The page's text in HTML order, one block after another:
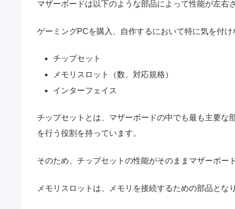
マザーボードは以下のような部品によって性能が左右
ゲーミングPCを購入、自作するにおいて特に気を付け
チップセット
メモリスロット（数、対応規格）
インターフェイス
チップセットとは、マザーボードの中でも最も主要な
を行う役割を持っています。
そのため、チップセットの性能がそのままマザーボー
メモリスロットは、メモリを接続するための部品とな